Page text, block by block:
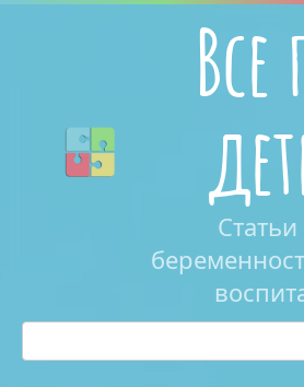
Перейти
Все
Поиск: